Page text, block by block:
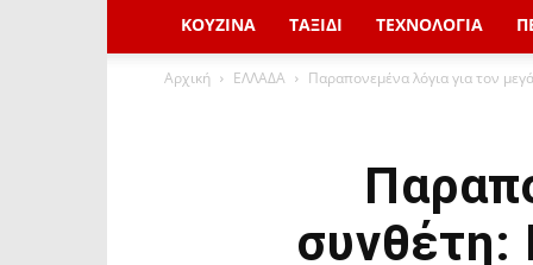
ΚΟΥΖΙΝΑ ΤΑΞΙΔΙ ΤΕΧΝΟΛΟΓΙΑ
Αρχική ΕΛΛΑΔΑ Παραπονεμένα λόγια για τον
συνθέτη: